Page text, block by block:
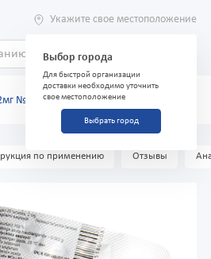
Укажите свое местоположение
Выбор города
Для быстрой организации
доставки необходимо уточнить
свое местоположение
Выбрать город
№20 таблетки
по применению Отзывы